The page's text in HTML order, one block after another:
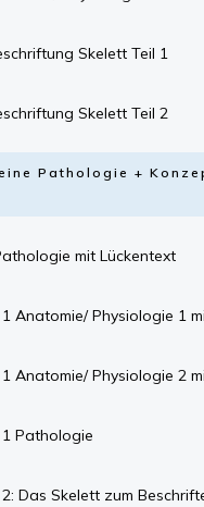
Skelett Teil 1
Skelett Teil 2
Pathologie +
mit Lückentext
Anatomie/ Physiologie 1
Anatomie/ Physiologie 2
Pathologie
Das Skelett zum